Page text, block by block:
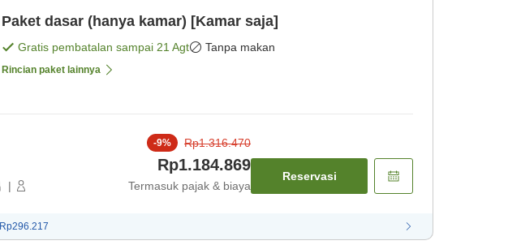
Paket dasar (hanya kamar) [Kamar saja]
Gratis pembatalan sampai 21 Agt Tanpa makan
Rincian paket lainnya
|
-9% Rp1.316.470
Rp1.184.869
Termasuk pajak & biaya
Reservasi
Rp296.217